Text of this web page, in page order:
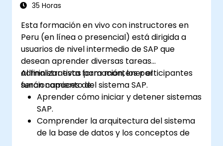
35 Horas
Esta formación en vivo con instructores en
Peru (en línea o presencial) está dirigida a
usuarios de nivel intermedio de SAP que
desean aprender diversas tareas
administrativas para mantener el
funcionamiento del sistema SAP.
Al finalizar esta formación, los participantes
serán capaces de:
Aprender cómo iniciar y detener sistemas
SAP.
Comprender la arquitectura del sistema
de la base de datos y los conceptos de